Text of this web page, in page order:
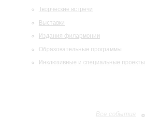
Творческие встречи
Выставки
Издания филармонии
Образовательные программы
Инклюзивные и специальные проекты
Все события